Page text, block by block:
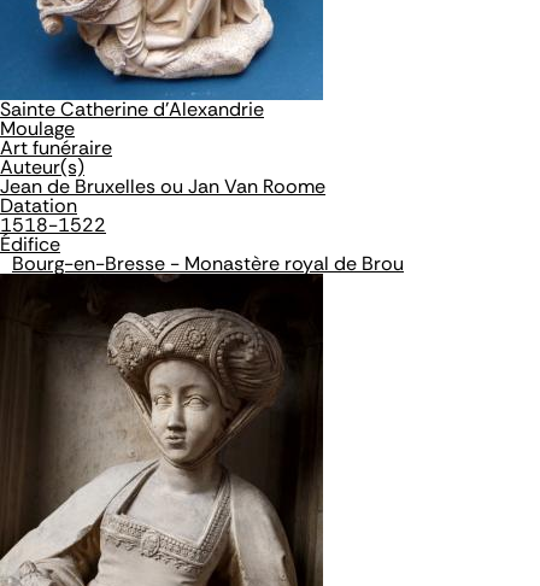
Sainte Catherine d'Alexandrie
Moulage
Art funéraire
Auteur(s)
Jean de Bruxelles ou Jan Van Roome
Datation
1518-1522
Édifice
Bourg-en-Bresse - Monastère royal de Brou